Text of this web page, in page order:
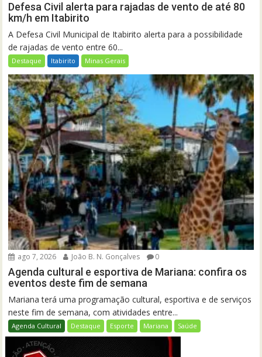
Defesa Civil alerta para rajadas de vento de até 80
km/h em Itabirito
A Defesa Civil Municipal de Itabirito alerta para a possibilidade
de rajadas de vento entre 60...
Destaque Itabirito Minas Gerais
ago 7, 2026 João B. N. Gonçalves 0
Agenda cultural e esportiva de Mariana: confira os
eventos deste fim de semana
Mariana terá uma programação cultural, esportiva e de serviços
neste fim de semana, com atividades entre...
Agenda Cultural Destaque Esporte Mariana Saúde